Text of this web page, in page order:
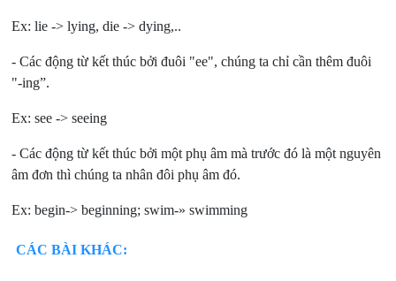
Ex: lie -> lying, die -> dying,..
- Các động từ kết thúc bởi đuôi "ee", chúng ta chỉ cần thêm đuôi
"-ing”.
Ex: see -> seeing
- Các động từ kết thúc bởi một phụ âm mà trước đó là một nguyên
âm đơn thì chúng ta nhân đôi phụ âm đó.
Ex: begin-> beginning; swim-» swimming
CÁC BÀI KHÁC: